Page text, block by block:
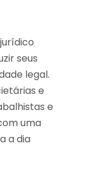
seus
legal.
e
e
uma
a dia